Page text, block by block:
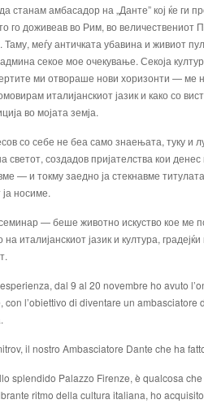
станам амбасадор на „Данте” кој ќе ги
го доживеав во Рим, во
меѓу античката убавина и живиот
секое мое очекување. Секоја
ми отвораше нови хоризонти — ме
италијанскиот јазик и како со
во мојата земја.
со себе не беа само знаењата, туку и
светот, создадов пријателства кои денес
— и токму заедно ја стекнавме
ја носиме.
— беше животно искуство кое ме
италијанскиот јазик и култура,
dal 9 al 20 novembre ho avuto
con l’obiettivo di diventare un
il nostro Ambasciatore Dante che ha
splendido Palazzo Firenze, è qualcosa
ritmo della cultura italiana, ho